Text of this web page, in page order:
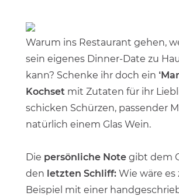
Warum ins Restaurant gehen,
sein eigenes Dinner-Date zu
kann? Schenke ihr doch ein
Kochset mit Zutaten für ihr
schicken Schürzen, passender
natürlich einem Glas Wein.
Die persönliche Note gibt dem
den letzten Schliff: Wie wäre es
Beispiel mit einer